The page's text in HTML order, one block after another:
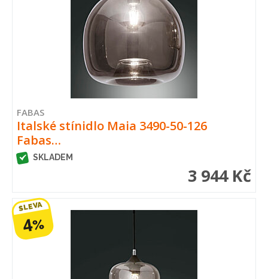
FABAS
Italské stínidlo Maia 3490-50-126
Fabas…
SKLADEM
3 944 Kč
SLEVA
4%